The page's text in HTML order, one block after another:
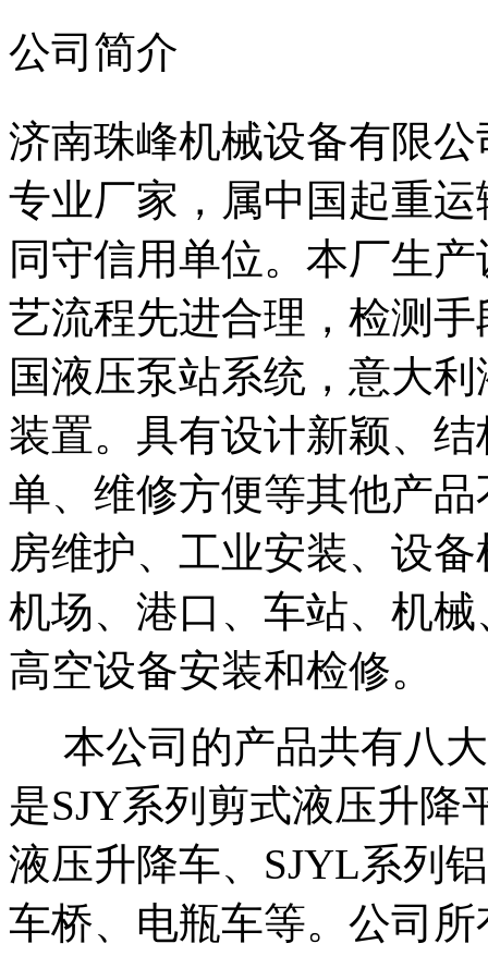
公司简介
济南珠峰机械设备有限
专业厂家，属中国起重
同守信用单位。本厂生
艺流程先进合理，检测
国液压泵站系统，意大
装置。具有设计新颖、
单、维修方便等其他产
房维护、工业安装、设
机场、港口、车站、机
高空设备安装和检修。
本公司的产品共有八
是SJY系列剪式液压升降
液压升降车、SJYL系列
车桥、电瓶车等。公司